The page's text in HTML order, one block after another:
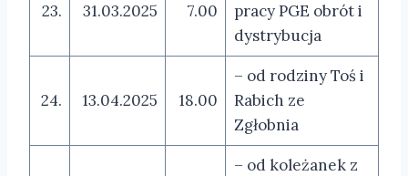
23. 31.03.2025 7.00
pracy PGE obrót i
dystrybucja
24. 13.04.2025 18.00
– od rodziny Toś i
Rabich ze
Zgłobnia
– od koleżanek z